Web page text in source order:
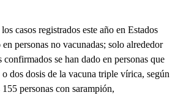
casos registrados este año en Estados
personas no vacunadas; solo alrededor
confirmados se han dado en personas que
dos dosis de la vacuna triple vírica, según
personas con sarampión,